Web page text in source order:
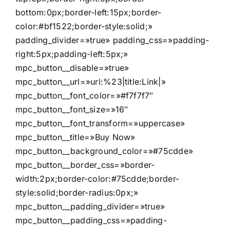
bottom:0px;border-left:15px;border-
color:#bf1522;border-style:solid;»
padding_divider=»true» padding_css=»padding-
right:5px;padding-left:5px;»
mpc_button__disable=»true»
mpc_button__url=»url:%23|title:Link|»
mpc_button__font_color=»#f7f7f7″
mpc_button__font_size=»16″
mpc_button__font_transform=»uppercase»
mpc_button__title=»Buy Now»
mpc_button__background_color=»#75cdde»
mpc_button__border_css=»border-
width:2px;border-color:#75cdde;border-
style:solid;border-radius:0px;»
mpc_button__padding_divider=»true»
mpc_button__padding_css=»padding-